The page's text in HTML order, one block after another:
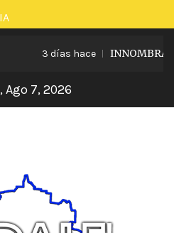
3 días hace
Ago 7, 2026